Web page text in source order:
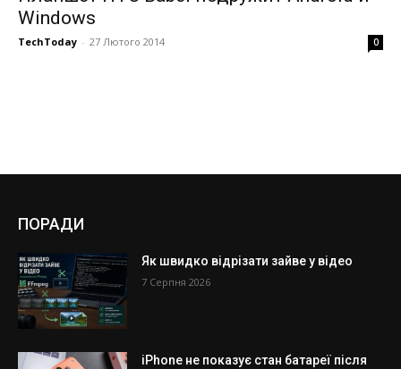
Windows
TechToday - 27 Лютого 2014 0
ПОРАДИ
Як швидко відрізати зайве у відео
7 Серпня 2026
iPhone не показує стан батареї після